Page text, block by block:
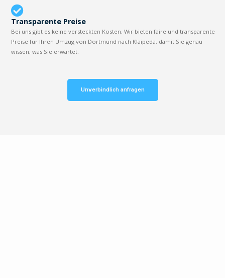
Transparente Preise
Bei uns gibt es keine versteckten Kosten. Wir bieten faire und transparente
Preise für Ihren Umzug von Dortmund nach Klaipeda, damit Sie genau
wissen, was Sie erwartet.
Unverbindlich anfragen